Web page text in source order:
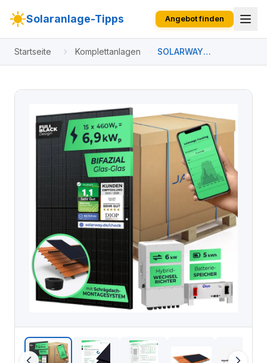
Solaranlage-Tipps Angebot finden
Startseite Komplettanlagen
SOLARWAY
Solaranlage
Deye 6 kW | Bifazial
App & WiFi